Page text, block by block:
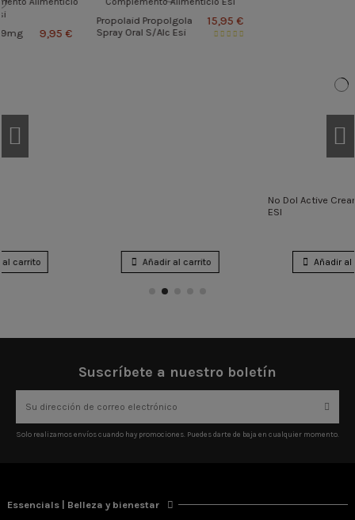
Propolaid Propolgola
Spray Oral S/Alc Esi
15,95 €
Añadir al carrito
No Dol Active Cream
ESI
Añadir al carrito
Suscríbete a nuestro boletín
Solo realizamos envíos cuando hay promociones. Puedes darte de baja en cualquier momento.
Essencials | Belleza y bienestar